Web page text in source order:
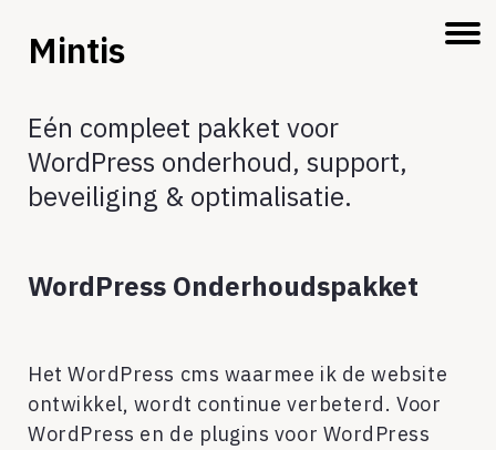
Mintis
Eén compleet pakket voor
WordPress onderhoud, support,
beveiliging & optimalisatie.
WordPress Onderhoudspakket
Het WordPress cms waarmee ik de website
ontwikkel, wordt continue verbeterd. Voor
WordPress en de plugins voor WordPress